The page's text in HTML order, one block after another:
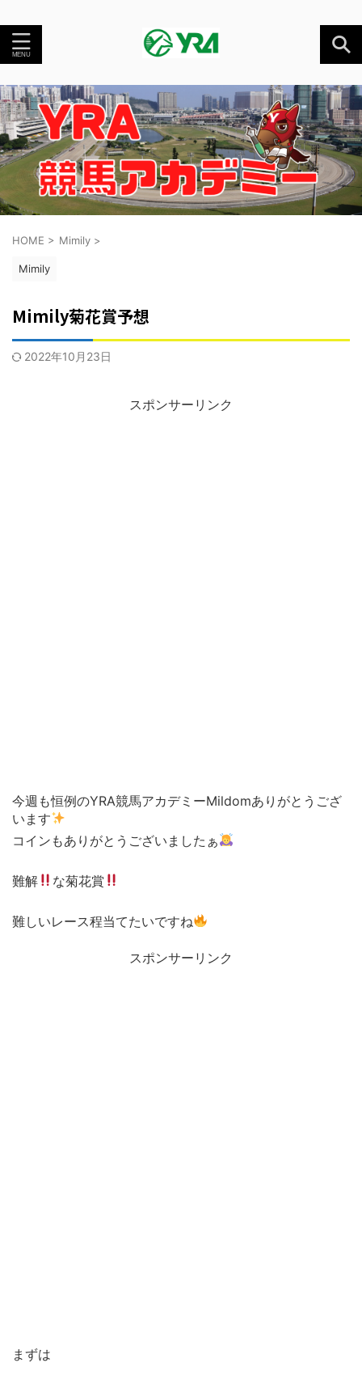
HOME > Mimily >
Mimily
Mimily菊花賞予想
2022年10月23日
スポンサーリンク
今週も恒例のYRA競馬アカデミーMildomありがとうござ
います
コインもありがとうございましたぁ
難解 な菊花賞
難しいレース程当てたいですね
スポンサーリンク
まずは